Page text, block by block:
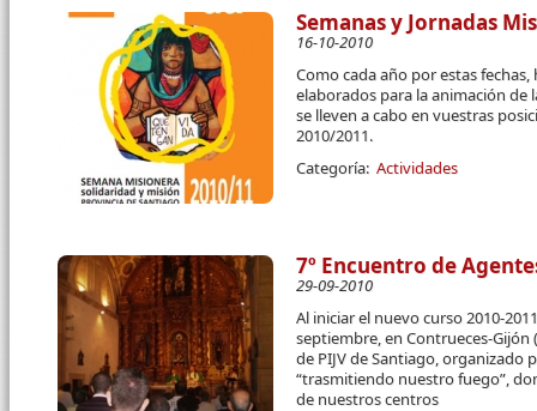
Semanas y Jornadas
16-10-2010
Como cada año por estas
elaborados para la animación de
se lleven a cabo en vuestras
2010/2011.
Categoría: Actividades
7º Encuentro de
29-09-2010
Al iniciar el nuevo curso 2010-
septiembre, en Contrueces-Gijón
de PIJV de Santiago, organizado
“trasmitiendo nuestro fuego”,
de nuestros centros